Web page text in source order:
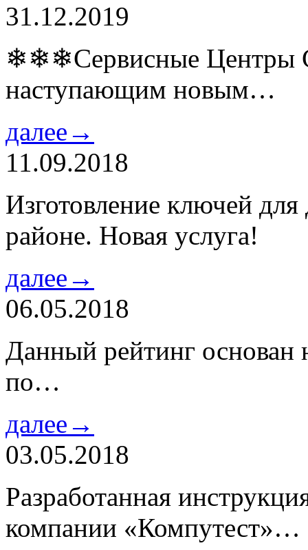
31.12.2019
❄❄❄Сервисные Центры
наступающим новым…
далее→
11.09.2018
Изготовление ключей
районе. Новая услуга!
далее→
06.05.2018
Данный рейтинг основан
по…
далее→
03.05.2018
Разработанная
компании «Компутест»…